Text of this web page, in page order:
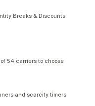
Breaks & Discounts
54 carriers to choose
and scarcity timers